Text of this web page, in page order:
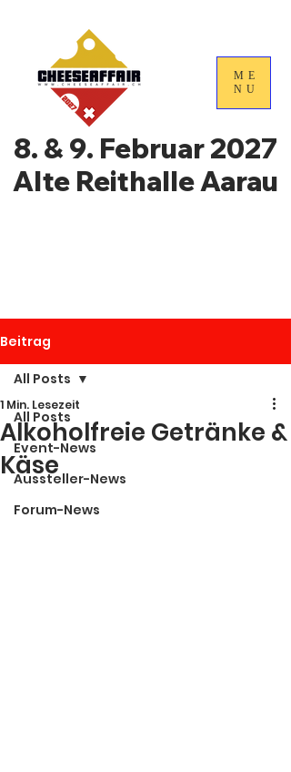
ME
NU
8. & 9. Februar 2027
Alte Reithalle Aarau
Beitrag
All Posts
Event-News
Aussteller-News
Forum-News
All Posts
Alkoholfreie Getränke &
Käse
1 Min. Lesezeit